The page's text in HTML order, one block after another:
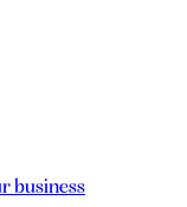
business